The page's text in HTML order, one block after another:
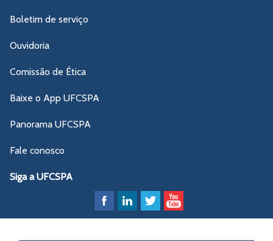
Boletim de serviço
Ouvidoria
Comissão de Ética
Baixe o App UFCSPA
Panorama UFCSPA
Fale conosco
Siga a UFCSPA